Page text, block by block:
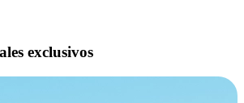
exclusivos